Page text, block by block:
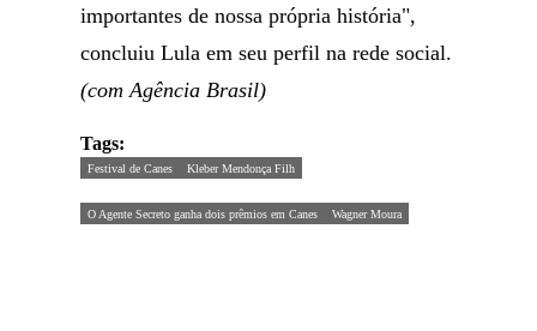
importantes de nossa própria história",
concluiu Lula em seu perfil na rede social.
(com Agência Brasil)
Tags:
Festival de Canes Kleber Mendonça Filh
O Agente Secreto ganha dois prêmios em Canes Wagner Moura